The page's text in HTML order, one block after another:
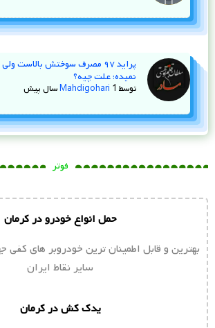
پراید ۹۷ مصرف سوختش
نمیده؛ علت چیه؟
توسط Mahdigohari 1 سال پیش
فوتر
حمل انواع خودرو در کرمان
بهترین و قابل اطمینان ترین خودروبر های کفی
سایر نقاط ایران
یدک کش در کرمان